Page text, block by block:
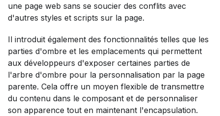
une page web sans se soucier des conflits avec
d'autres styles et scripts sur la page.
Il introduit également des fonctionnalités telles que les
parties d'ombre et les emplacements qui permettent
aux développeurs d'exposer certaines parties de
l'arbre d'ombre pour la personnalisation par la page
parente. Cela offre un moyen flexible de transmettre
du contenu dans le composant et de personnaliser
son apparence tout en maintenant l'encapsulation.